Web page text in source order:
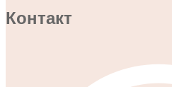
Контакт